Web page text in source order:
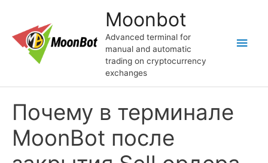
content
Moonbot
Advanced terminal for
manual and automatic
trading on cryptocurrency
exchanges
Main
Почему в терминале
MoonBot после